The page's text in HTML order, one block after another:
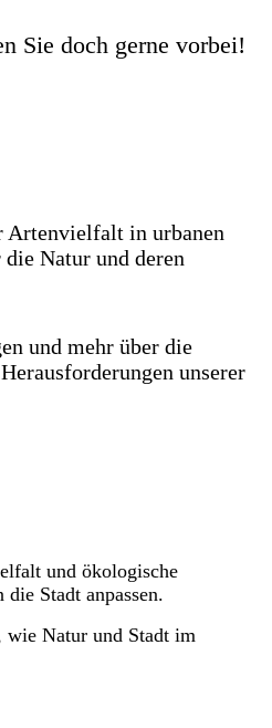
Sie doch gerne vorbei!
Artenvielfalt in urbanen
Natur und deren
und mehr über die
unserer
und ökologische
Stadt anpassen.
Natur und Stadt im